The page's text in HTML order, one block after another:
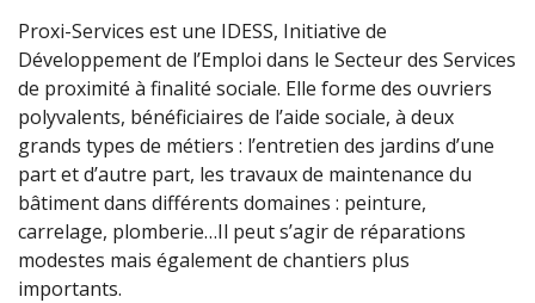
Proxi-Services est une IDESS, Initiative de
Développement de l’Emploi dans le Secteur des Services
de proximité à finalité sociale. Elle forme des ouvriers
polyvalents, bénéficiaires de l’aide sociale, à deux
grands types de métiers : l’entretien des jardins d’une
part et d’autre part, les travaux de maintenance du
bâtiment dans différents domaines : peinture,
carrelage, plomberie…Il peut s’agir de réparations
modestes mais également de chantiers plus
importants.